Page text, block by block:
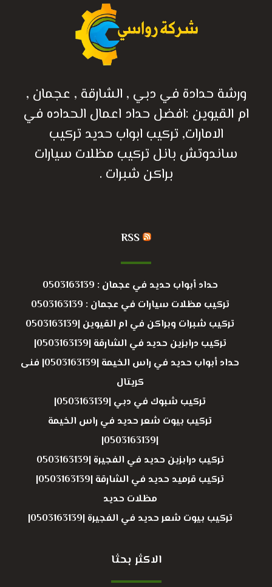
ورشة حدادة في دبي , الشارقة , عجمان ,
ام القيوين :افضل حداد اعمال الحداده في
الامارات, تركيب ابواب حديد تركيب
ساندوتش بانل تركيب مظلات سيارات
براكن شبرات .
RSS
حداد أبواب حديد في عجمان : 0503163139
تركيب مظلات سيارات في عجمان : 0503163139
تركيب شبرات وبراكن في ام القيوين |0503163139
تركيب درابزين حديد في الشارقة |0503163139|
حداد أبواب حديد في راس الخيمة |0503163139| فنى
كريتال
تركيب شبوك في دبي |0503163139|
تركيب بيوت شعر حديد في راس الخيمة
|0503163139|
تركيب درابزين حديد في الفجيرة |0503163139
تركيب قرميد حديد في الشارقة |0503163139|
مظلات حديد
تركيب بيوت شعر حديد في الفجيرة |0503163139|
الاكثر بحثا